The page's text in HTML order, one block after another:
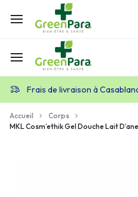
Frais de livraison à
Accueil
Corps
MKL Cosm’ethik Gel Douche Lait